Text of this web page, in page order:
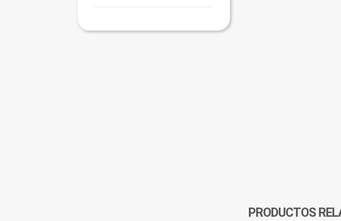
PRODUCTOS